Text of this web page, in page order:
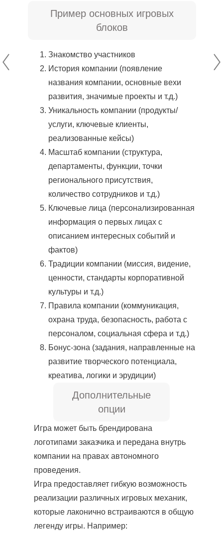
Пример основных игровых
блоков
Знакомство участников
История компании (появление
названия компании, основные вехи
развития, значимые проекты и т.д.)
Уникальность компании (продукты/
услуги, ключевые клиенты,
реализованные кейсы)
Масштаб компании (структура,
департаменты, функции, точки
регионального присутствия,
количество сотрудников и т.д.)
Ключевые лица (персонализированная
информация о первых лицах с
описанием интересных событий и
фактов)
Традиции компании (миссия, видение,
ценности, стандарты корпоративной
культуры и т.д.)
Правила компании (коммуникация,
охрана труда, безопасность, работа с
персоналом, социальная сфера и т.д.)
Бонус-зона (задания, направленные на
развитие творческого потенциала,
креатива, логики и эрудиции)
Дополнительные
опции
Игра может быть брендирована
логотипами заказчика и передана внутрь
компании на правах автономного
проведения.
Игра предоставляет гибкую возможность
реализации различных игровых механик,
которые лаконично встраиваются в общую
легенду игры. Например: